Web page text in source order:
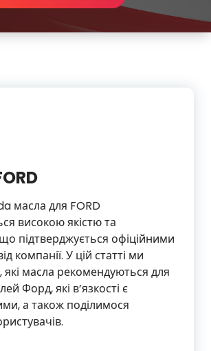
масла для FORD
високою якістю та
підтверджується офіційними
компанії. У цій статті ми
які масла рекомендуються для
Форд, які в’язкості є
а також поділимося